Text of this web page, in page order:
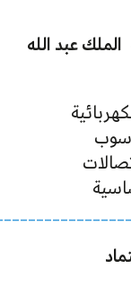
عبد الله